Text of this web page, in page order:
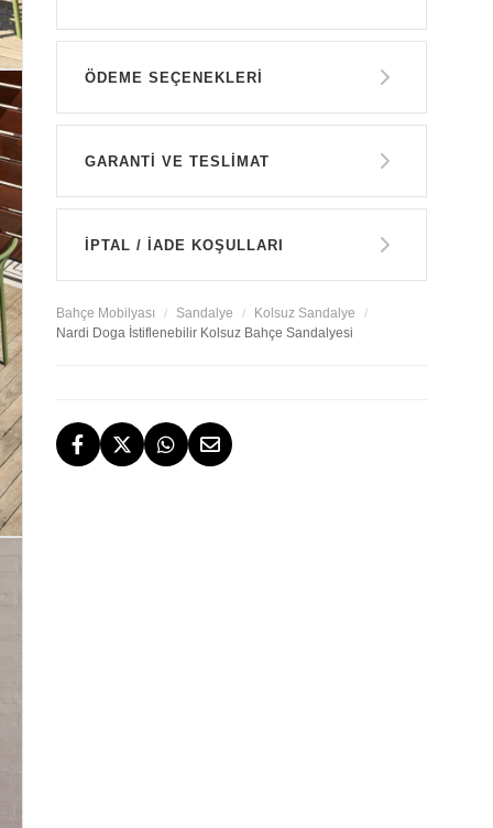
ÖDEME SEÇENEKLERI
6.350 TL
Kredi Kartı Tek Çekim
GARANTİ VE TESLİMAT
GARANTİ
TESLİMAT
İstanbul, İzmir ve Bodrum (Muğla)
İPTAL / İADE KOŞULLARI
ÜCRETSİZ İADE HAKKI
Bahçe Mobilyası Sandalye
Kolsuz Sandalye
Nardi Doga İstiflenebilir Kolsuz Bahçe Sandalyesi